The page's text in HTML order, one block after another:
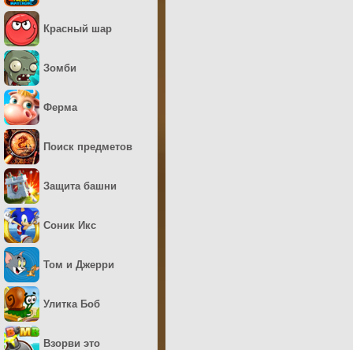
Красный шар
Зомби
Ферма
Поиск предметов
Защита башни
Соник Икс
Том и Джерри
Улитка Боб
Взорви это